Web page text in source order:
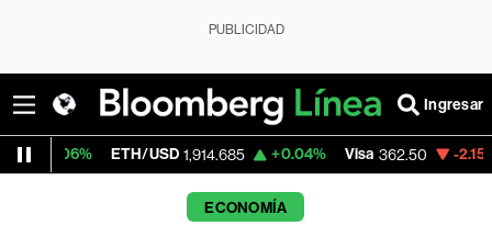
PUBLICIDAD
Ingresar
ETH/USD 1,914.685 +0.04% Visa 362.50 -2.15%
ECONOMÍA